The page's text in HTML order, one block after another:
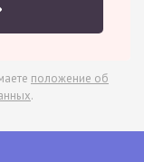
положение об
.